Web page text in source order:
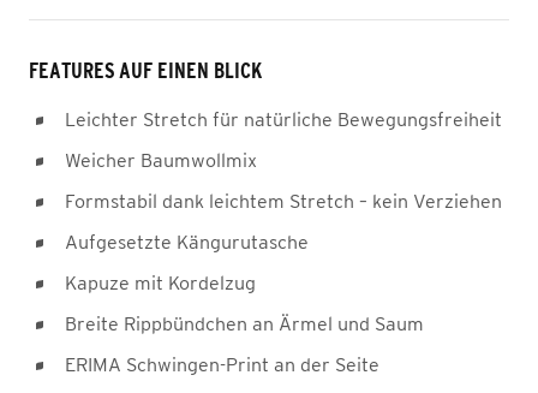
FEATURES AUF EINEN BLICK
Leichter Stretch für natürliche Bewegungsfreiheit
Weicher Baumwollmix
Formstabil dank leichtem Stretch – kein Verziehen
Aufgesetzte Kängurutasche
Kapuze mit Kordelzug
Breite Rippbündchen an Ärmel und Saum
ERIMA Schwingen-Print an der Seite